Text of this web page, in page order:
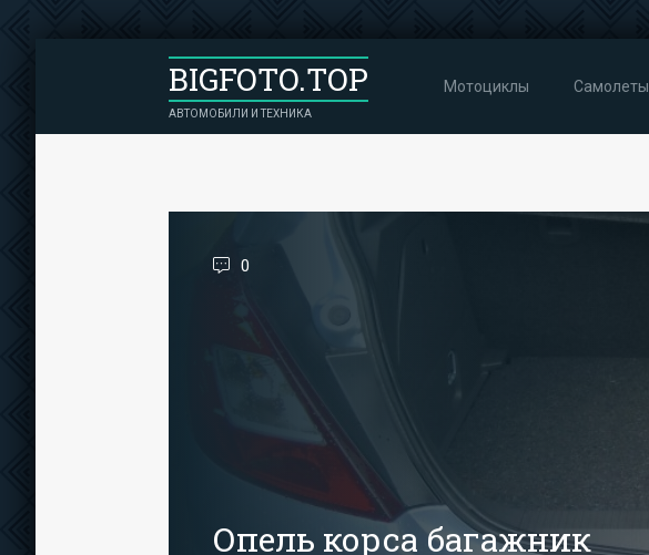
BIGFOTO.TOP
АВТОМОБИЛИ И ТЕХНИКА
Мотоциклы Самолеты
0
Опель корса багажник